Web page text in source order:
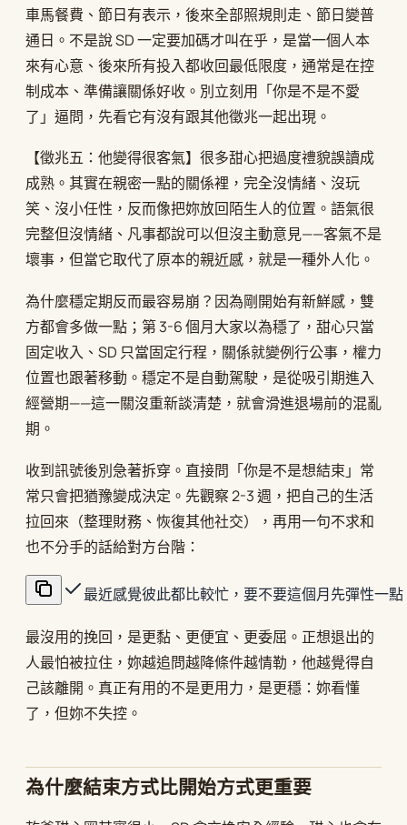
車馬餐費、節日有表示，後來全部照規則走、節日變普
通日。不是說 SD 一定要加碼才叫在乎，是當一個人本
來有心意、後來所有投入都收回最低限度，通常是在控
制成本、準備讓關係好收。別立刻用「你是不是不愛
了」逼問，先看它有沒有跟其他徵兆一起出現。
【徵兆五：他變得很客氣】很多甜心把過度禮貌誤讀成
成熟。其實在親密一點的關係裡，完全沒情緒、沒玩
笑、沒小任性，反而像把妳放回陌生人的位置。語氣很
完整但沒情緒、凡事都說可以但沒主動意見——客氣不是
壞事，但當它取代了原本的親近感，就是一種外人化。
為什麼穩定期反而最容易崩？因為剛開始有新鮮感，雙
方都會多做一點；第 3-6 個月大家以為穩了，甜心只當
固定收入、SD 只當固定行程，關係就變例行公事，權力
位置也跟著移動。穩定不是自動駕駛，是從吸引期進入
經營期——這一關沒重新談清楚，就會滑進退場前的混亂
期。
收到訊號後別急著拆穿。直接問「你是不是想結束」常
常只會把猶豫變成決定。先觀察 2-3 週，把自己的生活
拉回來（整理財務、恢復其他社交），再用一句不求和
也不分手的話給對方台階：
最近感覺彼此都比較忙，要不要這個月先彈性一
最沒用的挽回，是更黏、更便宜、更委屈。正想退出的
人最怕被拉住，妳越追問越降條件越情勒，他越覺得自
己該離開。真正有用的不是更用力，是更穩：妳看懂
了，但妳不失控。
為什麼結束方式比開始方式更重要